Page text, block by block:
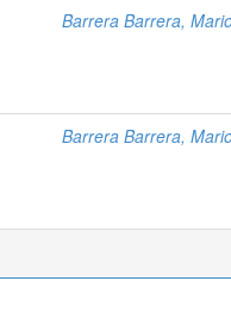
Barrera Barrera,
Barrera Barrera,